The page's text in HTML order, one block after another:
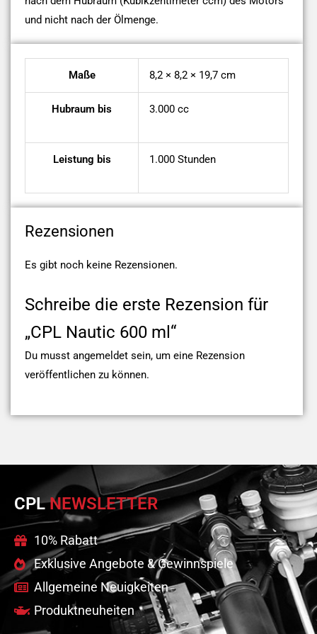
und nicht nach der Ölmenge.
Maße 8,2 × 8,2 × 19,7 cm
Hubraum bis 3.000 cc
Leistung bis 1.000 Stunden
Rezensionen
Es gibt noch keine Rezensionen.
Schreibe die erste Rezension für
„CPL Nautic 600 ml“
Du musst angemeldet sein, um eine Rezension
veröffentlichen zu können.
CPLNEWSLETTER
10% Rabatt
Exklusive Angebote & Gewinnspiele
Allgemeine Neuigkeiten
Produktneuheiten